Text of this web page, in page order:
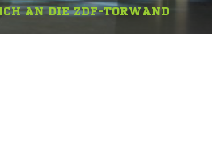
AN DIE ZDF-TORWAND